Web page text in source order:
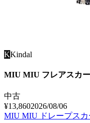
KKindal
MIU MIU フレアスカ
中古
¥13,8602026/08/06
MIU MIU ドレープスカ